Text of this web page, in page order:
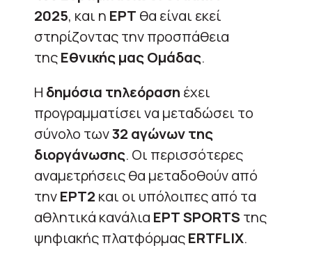
2025, και η ΕΡΤ θα είναι εκεί
στηρίζοντας την προσπάθεια
τηςΕθνικής μας Ομάδας.
Η δημόσια τηλεόραση έχει
προγραμματίσει να μεταδώσει το
σύνολο των32 αγώνων της
διοργάνωσης. Οι περισσότερες
αναμετρήσεις θα μεταδοθούν από
τηνΕΡΤ2 και οι υπόλοιπες από τα
αθλητικά κανάλια ΕΡΤ SPORTS της
ψηφιακής πλατφόρμαςERTFLIX.